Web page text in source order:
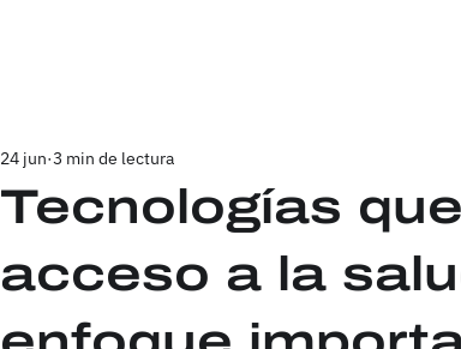
Tecnologías
acceso a la
24 jun 3 min de lectura